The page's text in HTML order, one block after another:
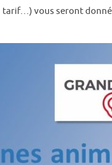
vous seront